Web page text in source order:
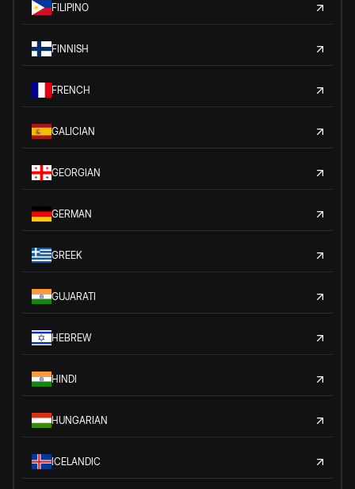
FILIPINO
FINNISH
FRENCH
GALICIAN
GEORGIAN
GERMAN
GREEK
GUJARATI
HEBREW
HINDI
HUNGARIAN
ICELANDIC